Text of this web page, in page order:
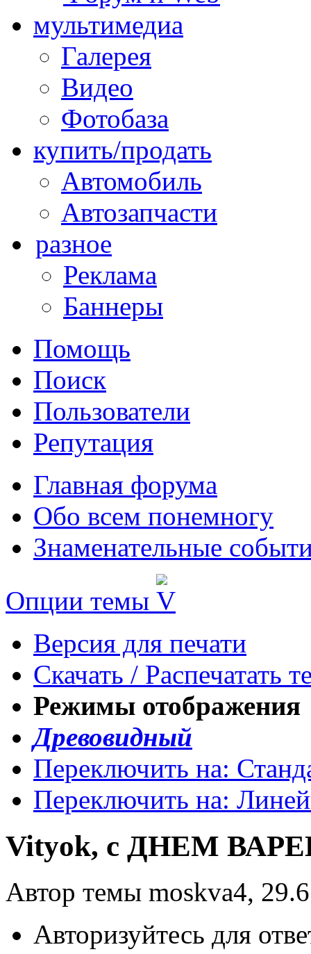
мультимедиа
Галерея
Видео
Фотобаза
купить/продать
Автомобиль
Автозапчасти
разное
Реклама
Баннеры
Помощь
Поиск
Пользователи
Репутация
Главная форума
Обо всем понемногу
Знаменательные
Опции темы
Версия для печати
Скачать / Распечатать
Режимы отображения
Древовидный
Переключить на:
Переключить на:
Vityok, с ДНЕМ
Автор темы moskva4,
Авторизуйтесь для